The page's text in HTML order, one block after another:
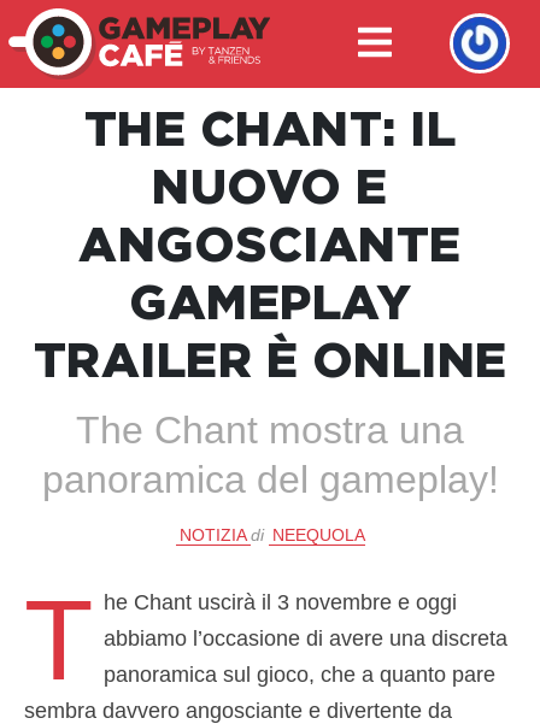
THE CHANT: IL
NUOVO E
ANGOSCIANTE
GAMEPLAY
TRAILER È ONLINE
The Chant mostra una
panoramica del gameplay!
NOTIZIA di NEEQUOLA
T he Chant uscirà il 3 novembre e oggi
abbiamo l’occasione di avere una discreta
panoramica sul gioco, che a quanto pare
sembra davvero angosciante e divertente da